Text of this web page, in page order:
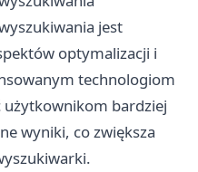
jest
optymalizacji i
technologiom
użytkownikom bardziej
wyniki, co zwiększa